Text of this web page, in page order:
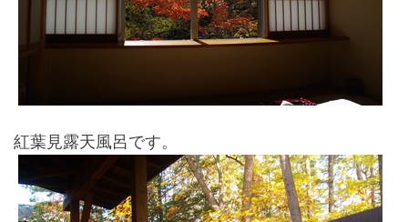
紅葉見露天風呂です。